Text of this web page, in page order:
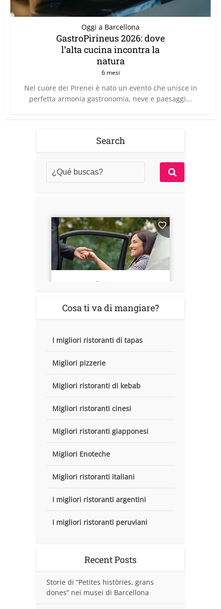
Oggi a Barcellona
GastroPirineus 2026: dove
l’alta cucina incontra la
natura
6 mesi
Nel cuore dei Pirenei è nato un evento che unisce in
perfetta armonia gastronomia, neve e paesaggi...
Search
Cosa ti va di mangiare?
I migliori ristoranti di tapas
Migliori pizzerie
Migliori ristoranti di kebab
Migliori ristoranti cinesi
Migliori ristoranti giapponesi
Migliori Enoteche
Migliori ristoranti italiani
I migliori ristoranti argentini
I migliori ristoranti peruviani
Recent Posts
Storie di “Petites històries, grans
dones” nei musei di Barcellona